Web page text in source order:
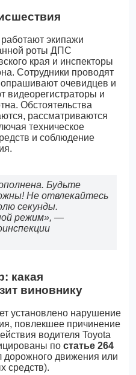
экипажи
роты ДПС
края и инспекторы
Сотрудники проводят
очевидцев и
видеорегистраторы и
Обстоятельства
рассматриваются
техническое
и соблюдение
Будьте
Не отвлекайтесь
секунды.
режим», —
какая
виновнику
установлено нарушение
повлекшее причинение
водителя Toyota
постатье 264
движения или
средств).